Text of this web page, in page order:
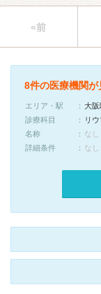
«前
8件の医療機関
エリア・駅
大阪
診療科目
リ
名称
なし
詳細条件
な